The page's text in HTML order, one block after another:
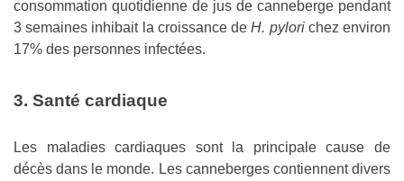
consommation quotidienne de jus de canneberge pendant
3 semaines inhibait la croissance deH. pylorichez environ
17% des personnes infectées.
3. Santé cardiaque
Les maladies cardiaques sont la principale cause de
décès dans le monde. Les canneberges contiennent divers